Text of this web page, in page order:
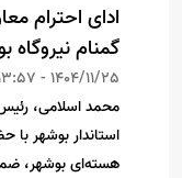
ادای احترام
گمنام نیروگاه
1404/11/25 - 13:57
محمد اسلامی، رئیس
استاندار بوشهر
هسته‌ای بوشهر،